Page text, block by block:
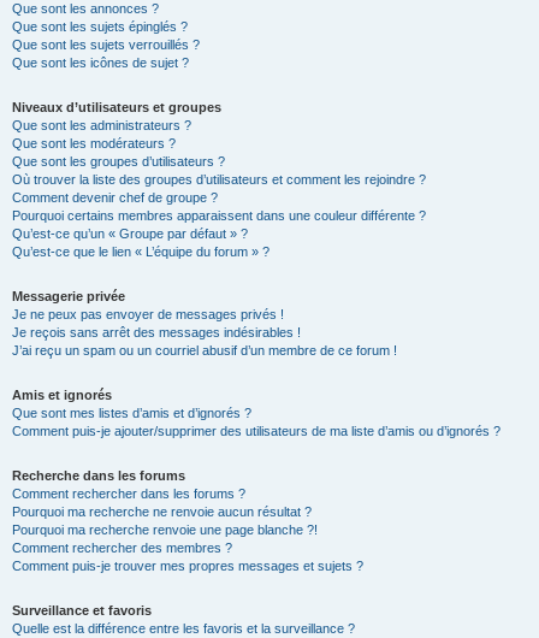
Que sont les annonces ?
Que sont les sujets épinglés ?
Que sont les sujets verrouillés ?
Que sont les icônes de sujet ?
Niveaux d’utilisateurs et groupes
Que sont les administrateurs ?
Que sont les modérateurs ?
Que sont les groupes d’utilisateurs ?
Où trouver la liste des groupes d’utilisateurs et comment les rejoindre ?
Comment devenir chef de groupe ?
Pourquoi certains membres apparaissent dans une couleur différente ?
Qu’est-ce qu’un « Groupe par défaut » ?
Qu’est-ce que le lien « L’équipe du forum » ?
Messagerie privée
Je ne peux pas envoyer de messages privés !
Je reçois sans arrêt des messages indésirables !
J’ai reçu un spam ou un courriel abusif d’un membre de ce forum !
Amis et ignorés
Que sont mes listes d’amis et d’ignorés ?
Comment puis-je ajouter/supprimer des utilisateurs de ma liste d’amis ou d’ignorés ?
Recherche dans les forums
Comment rechercher dans les forums ?
Pourquoi ma recherche ne renvoie aucun résultat ?
Pourquoi ma recherche renvoie une page blanche ?!
Comment rechercher des membres ?
Comment puis-je trouver mes propres messages et sujets ?
Surveillance et favoris
Quelle est la différence entre les favoris et la surveillance ?